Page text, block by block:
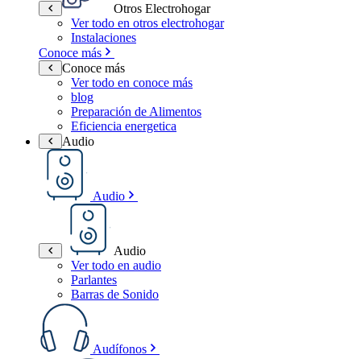
Otros Electrohogar
Ver todo en otros electrohogar
Instalaciones
Conoce más
Conoce más
Ver todo en conoce más
blog
Preparación de Alimentos
Eficiencia energetica
Audio
Audio
Audio
Ver todo en audio
Parlantes
Barras de Sonido
Audífonos